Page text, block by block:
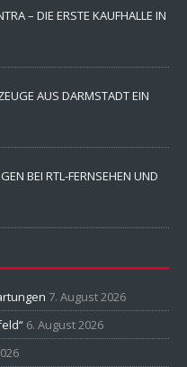
– DIE ERSTE KAUFHALLE IN
AUS DARMSTADT EIN
BEI RTL-FERNSEHEN UND
7. August 2026
6. August 2026